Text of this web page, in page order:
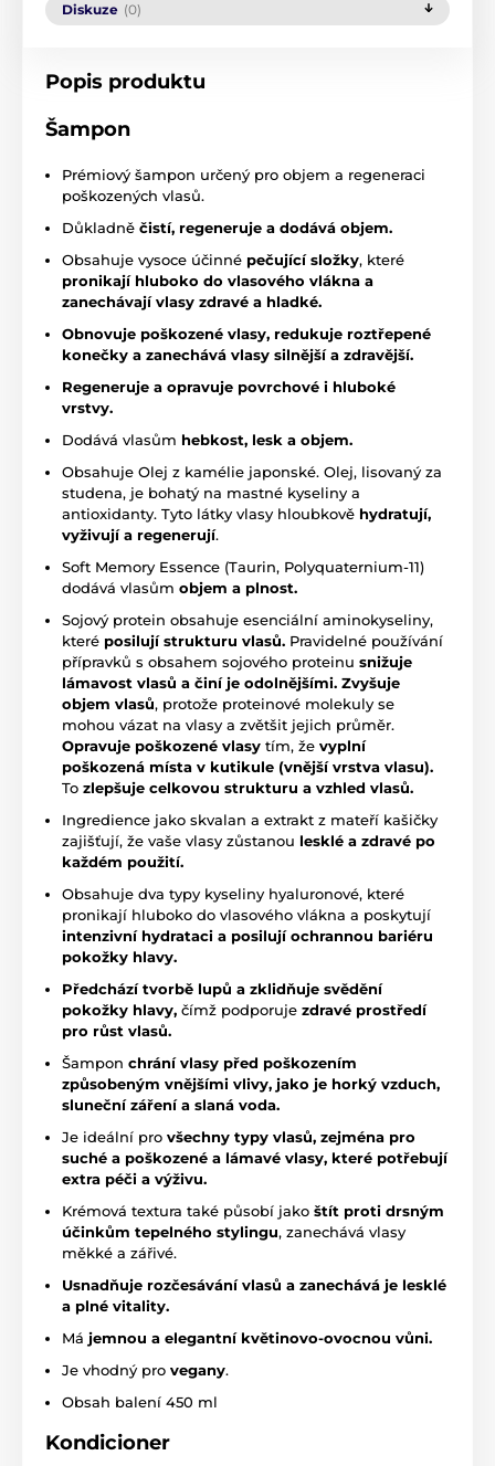
Diskuze (0)
Popis produktu
Šampon
Prémiový šampon určený pro objem a regeneraci
poškozených vlasů.
Důkladně čistí, regeneruje a dodává objem.
Obsahuje vysoce účinné pečující složky, které
pronikají hluboko do vlasového vlákna a
zanechávají vlasy zdravé a hladké.
Obnovuje poškozené vlasy, redukuje roztřepené
konečky a zanechává vlasy silnější a zdravější.
Regeneruje a opravuje povrchové i hluboké
vrstvy.
Dodává vlasům hebkost, lesk a objem.
Obsahuje Olej z kamélie japonské. Olej, lisovaný za
studena, je bohatý na mastné kyseliny a
antioxidanty. Tyto látky vlasy hloubkově hydratují,
vyživují a regenerují.
Soft Memory Essence (Taurin, Polyquaternium-11)
dodává vlasům objem a plnost.
Sojový protein obsahuje esenciální aminokyseliny,
které posilují strukturu vlasů. Pravidelné používání
přípravků s obsahem sojového proteinu snižuje
lámavost vlasů a činí je odolnějšími. Zvyšuje
objem vlasů, protože proteinové molekuly se
mohou vázat na vlasy a zvětšit jejich průměr.
Opravuje poškozené vlasy tím, že vyplní
poškozená místa v kutikule (vnější vrstva vlasu).
To zlepšuje celkovou strukturu a vzhled vlasů.
Ingredience jako skvalan a extrakt z mateří kašičky
zajišťují, že vaše vlasy zůstanou lesklé a zdravé po
každém použití.
Obsahuje dva typy kyseliny hyaluronové, které
pronikají hluboko do vlasového vlákna a poskytují
intenzivní hydrataci a posilují ochrannou bariéru
pokožky hlavy.
Předchází tvorbě lupů a zklidňuje svědění
pokožky hlavy, čímž podporuje zdravé prostředí
pro růst vlasů.
Šampon chrání vlasy před poškozením
způsobeným vnějšími vlivy, jako je horký vzduch,
sluneční záření a slaná voda.
Je ideální pro všechny typy vlasů, zejména pro
suché a poškozené a lámavé vlasy, které potřebují
extra péči a výživu.
Krémová textura také působí jako štít proti drsným
účinkům tepelného stylingu, zanechává vlasy
měkké a zářivé.
Usnadňuje rozčesávání vlasů a zanechává je lesklé
a plné vitality.
Má jemnou a elegantní květinovo-ovocnou vůni.
Je vhodný pro vegany.
Obsah balení 450 ml
Kondicioner